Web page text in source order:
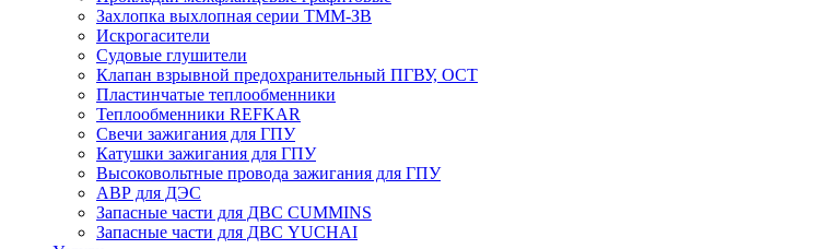
Захлопка выхлопная серии ТММ-ЗВ
Искрогасители
Судовые глушители
Клапан взрывной предохранительный ПГВУ, ОСТ
Пластинчатые теплообменники
Теплообменники REFKAR
Свечи зажигания для ГПУ
Катушки зажигания для ГПУ
Высоковольтные провода зажигания для ГПУ
АВР для ДЭС
Запасные части для ДВС CUMMINS
Запасные части для ДВС YUCHAI